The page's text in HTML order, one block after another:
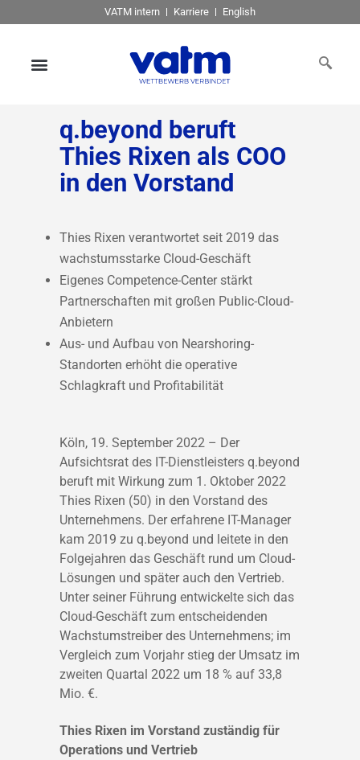
VATM intern Karriere English
q.beyond beruft
Thies Rixen als COO
in den Vorstand
Thies Rixen verantwortet seit 2019 das
wachstumsstarke Cloud-Geschäft
Eigenes Competence-Center stärkt
Partnerschaften mit großen Public-Cloud-
Anbietern
Aus- und Aufbau von Nearshoring-
Standorten erhöht die operative
Schlagkraft und Profitabilität
Köln, 19. September 2022 – Der
Aufsichtsrat des IT-Dienstleisters q.beyond
beruft mit Wirkung zum 1. Oktober 2022
Thies Rixen (50) in den Vorstand des
Unternehmens. Der erfahrene IT-Manager
kam 2019 zu q.beyond und leitete in den
Folgejahren das Geschäft rund um Cloud-
Lösungen und später auch den Vertrieb.
Unter seiner Führung entwickelte sich das
Cloud-Geschäft zum entscheidenden
Wachstumstreiber des Unternehmens; im
Vergleich zum Vorjahr stieg der Umsatz im
zweiten Quartal 2022 um 18 % auf 33,8
Mio. €.
Thies Rixen im Vorstand zuständig für
Operations und Vertrieb